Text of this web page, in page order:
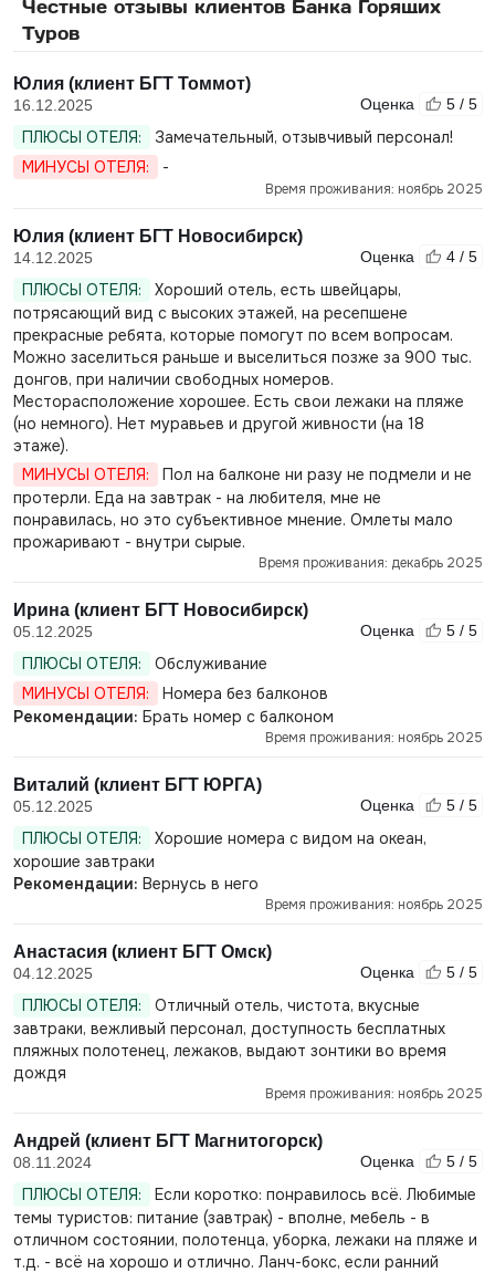
Честные отзывы клиентов Банка Горящих
Туров
Юлия (клиент БГТ Томмот)
16.12.2025 Оценка 5 / 5
ПЛЮСЫ ОТЕЛЯ:
Замечательный, отзывчивый персонал!
МИНУСЫ ОТЕЛЯ:
-
Время проживания: ноябрь 2025
Юлия (клиент БГТ Новосибирск)
14.12.2025 Оценка 4 / 5
ПЛЮСЫ ОТЕЛЯ:
Хороший отель, есть швейцары,
потрясающий вид с высоких этажей, на ресепшене
прекрасные ребята, которые помогут по всем вопросам.
Можно заселиться раньше и выселиться позже за 900 тыс.
донгов, при наличии свободных номеров.
Месторасположение хорошее. Есть свои лежаки на пляже
(но немного). Нет муравьев и другой живности (на 18
этаже).
МИНУСЫ ОТЕЛЯ:
Пол на балконе ни разу не подмели и не
протерли. Еда на завтрак - на любителя, мне не
понравилась, но это субъективное мнение. Омлеты мало
прожаривают - внутри сырые.
Время проживания: декабрь 2025
Ирина (клиент БГТ Новосибирск)
05.12.2025 Оценка 5 / 5
ПЛЮСЫ ОТЕЛЯ:
Обслуживание
МИНУСЫ ОТЕЛЯ:
Номера без балконов
Рекомендации: Брать номер с балконом
Время проживания: ноябрь 2025
Виталий (клиент БГТ ЮРГА)
05.12.2025 Оценка 5 / 5
ПЛЮСЫ ОТЕЛЯ:
Хорошие номера с видом на океан,
хорошие завтраки
Рекомендации: Вернусь в него
Время проживания: ноябрь 2025
Анастасия (клиент БГТ Омск)
04.12.2025 Оценка 5 / 5
ПЛЮСЫ ОТЕЛЯ:
Отличный отель, чистота, вкусные
завтраки, вежливый персонал, доступность бесплатных
пляжных полотенец, лежаков, выдают зонтики во время
дождя
Время проживания: ноябрь 2025
Андрей (клиент БГТ Магнитогорск)
08.11.2024 Оценка 5 / 5
ПЛЮСЫ ОТЕЛЯ:
Если коротко: понравилось всё. Любимые
темы туристов: питание (завтрак) - вполне, мебель - в
отличном состоянии, полотенца, уборка, лежаки на пляже и
т.д. - всё на хорошо и отлично. Ланч-бокс, если ранний